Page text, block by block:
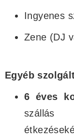
Ingyenes
Zene (DJ
Egyéb
6 éves
szállás